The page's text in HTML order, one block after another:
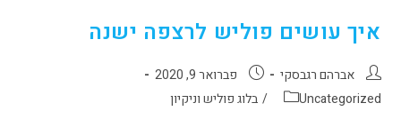
איך עושים פוליש לרצפה ישנה
אברהם רגבסקי
פברואר 9, 2020
Uncategorized
/ בלוג פוליש וניקיון